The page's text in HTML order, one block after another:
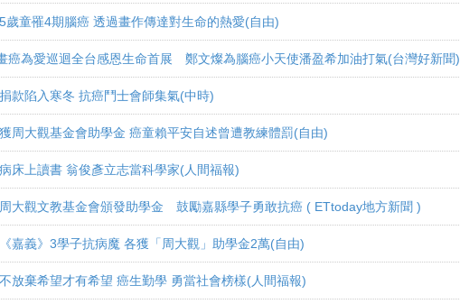
歲童罹4期腦癌 透過畫作傳達對生命的熱愛(自由)
癌為愛巡迴全台感恩生命首展 鄭文燦為腦癌小天使潘盈希加油打氣(台灣好新聞)
款陷入寒冬 抗癌鬥士會師集氣(中時)
周大觀基金會助學金 癌童賴平安自述曾遭教練體罰(自由)
床上讀書 翁俊彥立志當科學家(人間福報)
大觀文教基金會頒發助學金 鼓勵嘉縣學子勇敢抗癌 ( ETtoday地方新聞 )
嘉義》3學子抗病魔 各獲「周大觀」助學金2萬(自由)
放棄希望才有希望 癌生勤學 勇當社會榜樣(人間福報)